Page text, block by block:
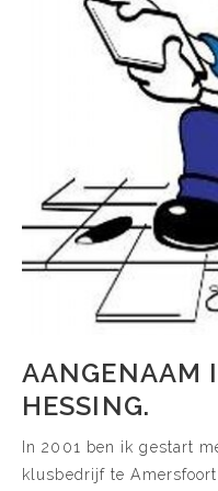
AANGENAAM
HESSING.
In 2001 ben ik gestart
klusbedrijf te